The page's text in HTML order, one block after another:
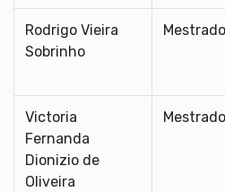
Rodrigo Vieira
Sobrinho
Mestrado
Victoria
Fernanda
Dionizio de
Oliveira
Mestrado